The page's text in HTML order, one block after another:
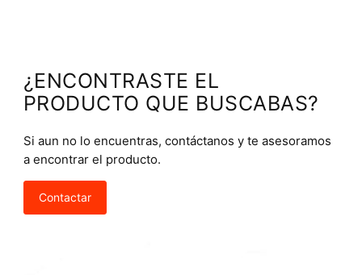
¿ENCONTRASTE EL
PRODUCTO QUE BUSCABAS?
Si aun no lo encuentras, contáctanos y te asesoramos
a encontrar el producto.
Contactar